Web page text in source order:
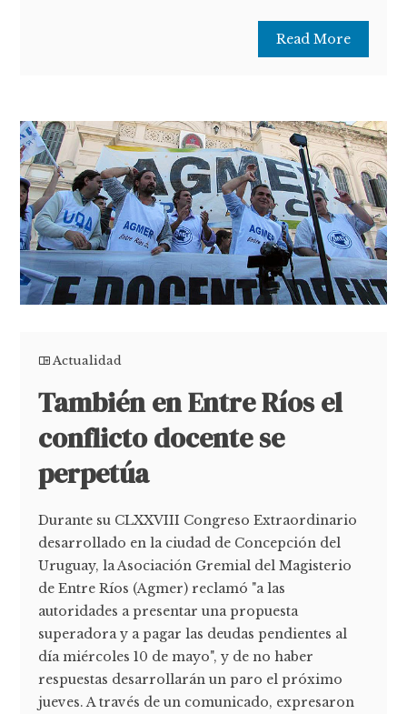
Read More
Actualidad
También en Entre Ríos el
conflicto docente se
perpetúa
Durante su CLXXVIII Congreso Extraordinario
desarrollado en la ciudad de Concepción del
Uruguay, la Asociación Gremial del Magisterio
de Entre Ríos (Agmer) reclamó "a las
autoridades a presentar una propuesta
superadora y a pagar las deudas pendientes al
día miércoles 10 de mayo", y de no haber
respuestas desarrollarán un paro el próximo
jueves. A través de un comunicado, expresaron